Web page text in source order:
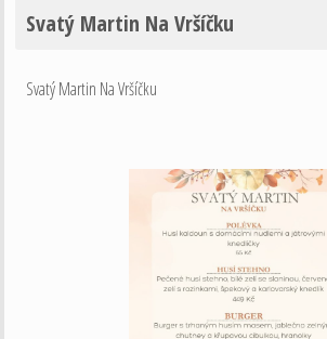
Svatý Martin Na Vršíčku
Svatý Martin Na Vršíčku